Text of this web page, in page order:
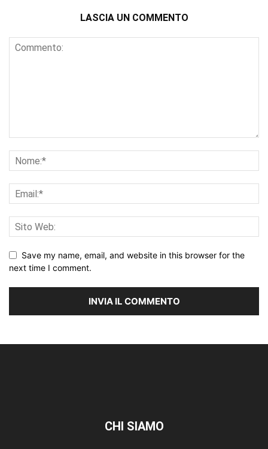
LASCIA UN COMMENTO
Save my name, email, and website in this browser for the
next time I comment.
CHI SIAMO